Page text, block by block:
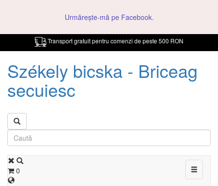
Urmărește-mă pe Facebook.
Transport gratuit pentru comenzi de peste 500 RON
Székely bicska - Briceag
secuiesc
Toggle
0